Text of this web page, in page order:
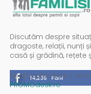
Discutăm despre
dragoste, relații, nunți
casă și grădină, rețete
14,235 Fani
Spații publicitare /
PROMOdesk.ro